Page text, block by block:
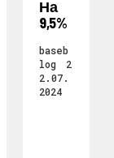
На
9,5%
baseb
log
2
2.07.
2024